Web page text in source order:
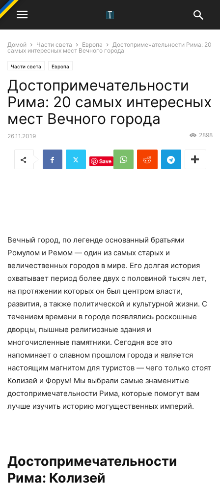
Домой Части света Европа
Достопримечательности Рима: 20
самых интересных мест Вечного города
Части света Европа
Достопримечательности
Рима: 20 самых интересных
мест Вечного города
26.11.2019 2898
Save
Вечный город, по легенде основанный братьями
Ромулом и Ремом — один из самых старых и
величественных городов в мире. Его долгая история
охватывает период более двух с половиной тысяч лет,
на протяжении которых он был центром власти,
развития, а также политической и культурной жизни. С
течением времени в городе появлялись роскошные
дворцы, пышные религиозные здания и
многочисленные памятники. Сегодня все это
напоминает о славном прошлом города и является
настоящим магнитом для туристов — чего только стоят
Колизей и Форум! Мы выбрали самые знаменитые
достопримечательности Рима, которые помогут вам
лучше изучить историю могущественных империй.
Достопримечательности
Рима: Колизей